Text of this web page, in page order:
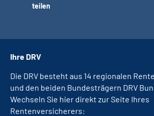
teilen
Ihre DRV
Die DRV besteht aus 14 regionalen
und den beiden Bundesträgern DRV
Wechseln Sie hier direkt zur Seite Ihres
Rentenversicherers: